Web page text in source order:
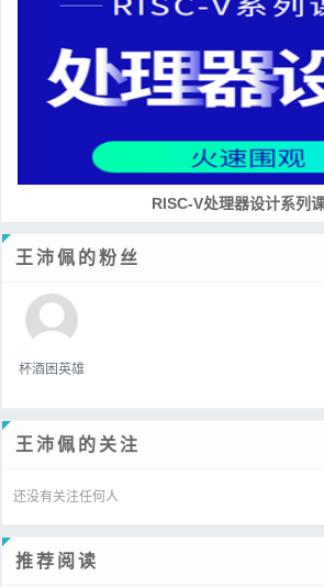
RISC-V处理器设计系列
王沛佩的粉丝
杯酒困英雄
王沛佩的关注
还没有关注任何人
推荐阅读